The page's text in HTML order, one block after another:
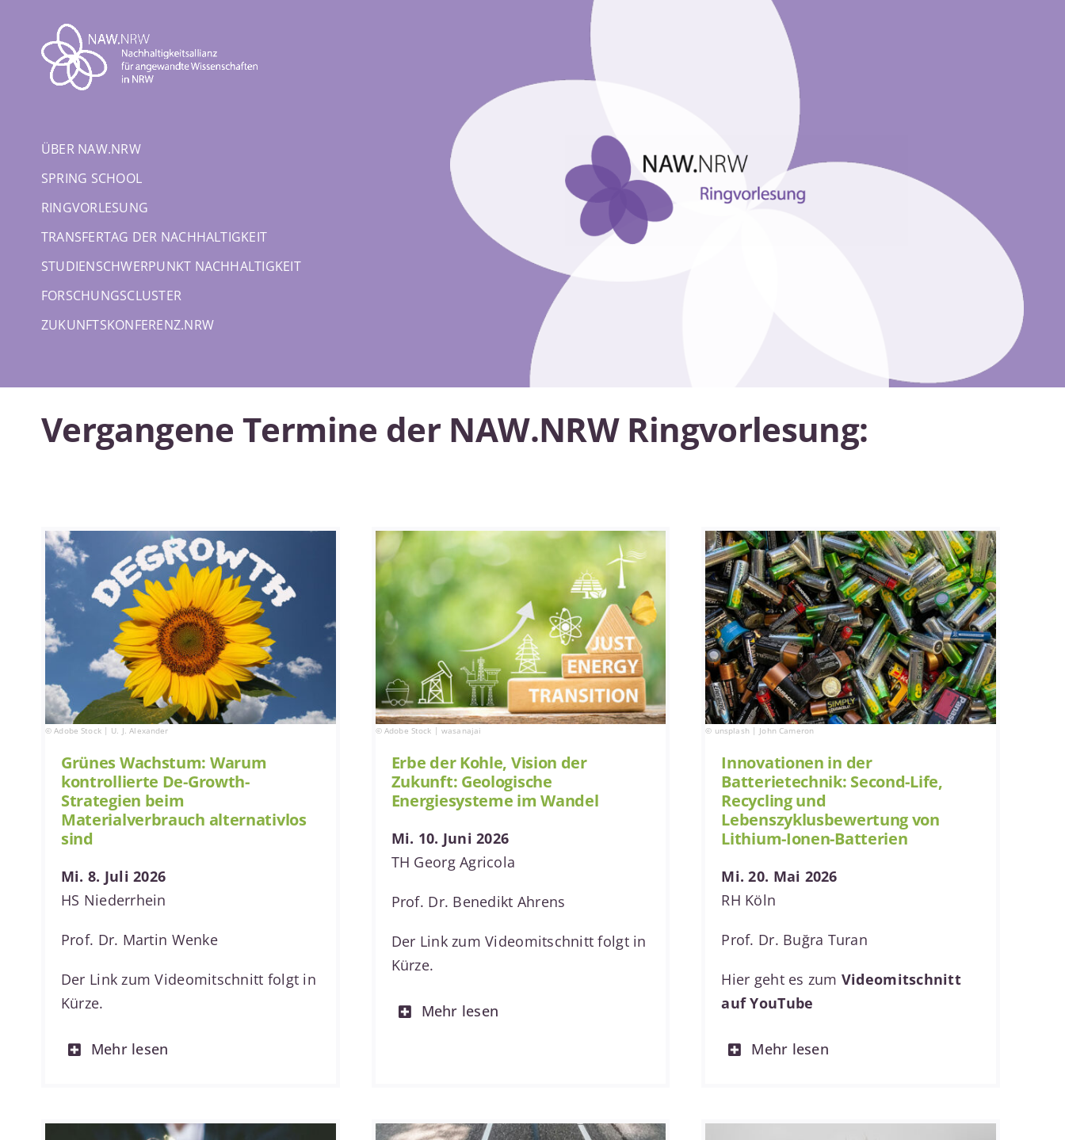
content
ÜBER NAW.NRW
SPRING SCHOOL
RINGVORLESUNG
TRANSFERTAG DER NACHHALTIGKEIT
STUDIENSCHWERPUNKT NACHHALTIGKEIT
FORSCHUNGSCLUSTER
ZUKUNFTSKONFERENZ.NRW
Vergangene Termine der NAW.NRW Ringvorlesung:
© Adobe Stock | U. J. Alexander
Grünes Wachstum: Warum
kontrollierte De-Growth-
Strategien beim
Materialverbrauch alternativlos
sind
Mi. 8. Juli 2026
HS Niederrhein
Prof. Dr. Martin Wenke
Der Link zum Videomitschnitt folgt in
Kürze.
Mehr lesen
© Adobe Stock | wasanajai
Erbe der Kohle, Vision der
Zukunft: Geologische
Energiesysteme im Wandel
Mi. 10. Juni 2026
TH Georg Agricola
Prof. Dr. Benedikt Ahrens
Der Link zum Videomitschnitt folgt in
Kürze.
Mehr lesen
© unsplash | John Cameron
Innovationen in der
Batterietechnik: Second-Life,
Recycling und
Lebenszyklusbewertung von
Lithium-Ionen-Batterien
Mi. 20. Mai 2026
RH Köln
Prof. Dr. Buğra Turan
Hier geht es zum Videomitschnitt
auf YouTube
Mehr lesen